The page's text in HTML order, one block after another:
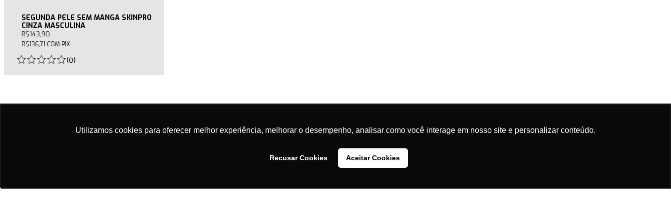
Utilizamos cookies para oferecer melhor experiência, melhorar o desempenho, analisar como você interage em nosso site e personalizar conteúdo.
Recusar Cookies Aceitar Cookies
SEGUNDA PELE SEM MANGA SKINPRO
CINZA MASCULINA
R$143,90
R$136,71 COM PIX
(0)
marketing@mauroribeirosports.com.br
INSTITUCIONAL LOJISTAS SUPORTE / DÚVIDAS